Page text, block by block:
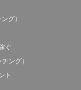
グ）
ぐ
ング）
ト